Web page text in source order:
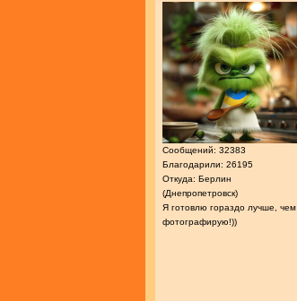
Сообщений: 32383
Благодарили: 26195
Откуда: Берлин
(Днепропетровск)
Я готовлю гораздо лучше, чем
фотографирую!))